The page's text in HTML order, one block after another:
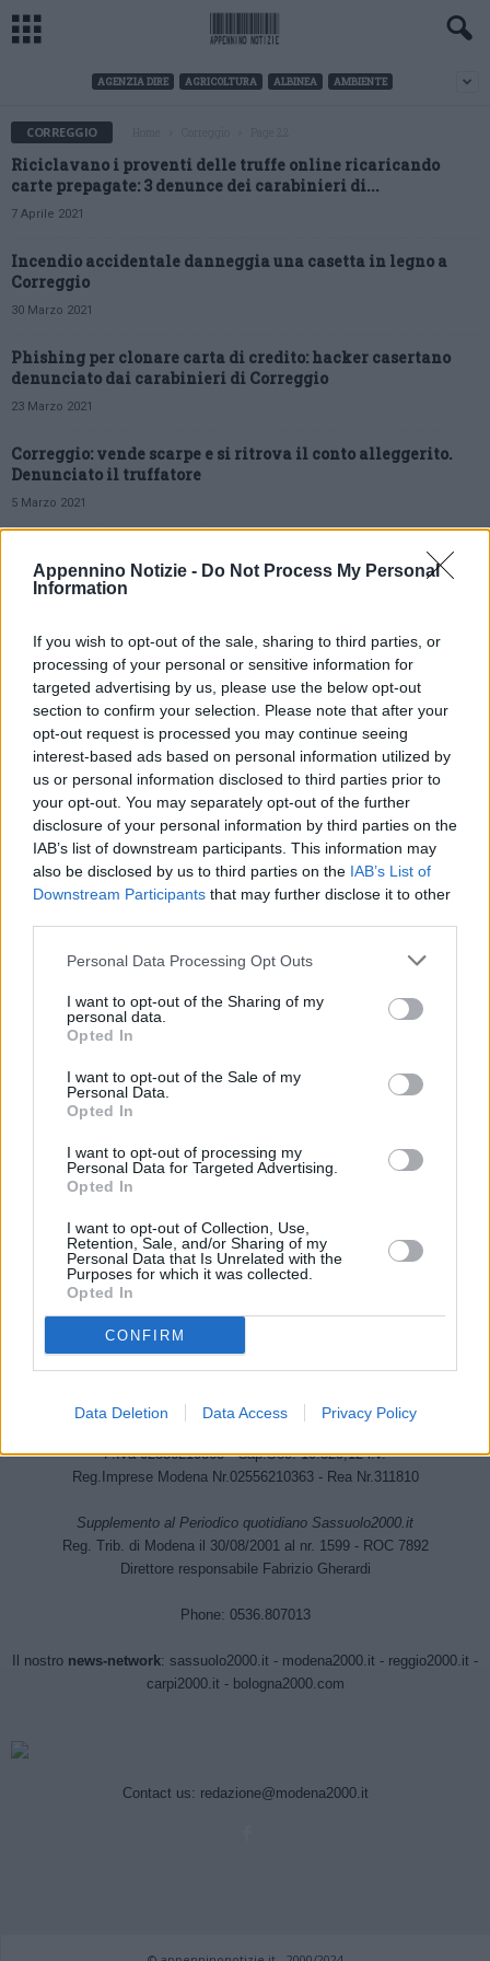
Appennino Notizie - Do Not Process My Personal
Information
If you wish to opt-out of the sale, sharing to third parties, or
processing of your personal or sensitive information for
targeted advertising by us, please use the below opt-out
section to confirm your selection. Please note that after your
opt-out request is processed you may continue seeing
interest-based ads based on personal information utilized by
us or personal information disclosed to third parties prior to
your opt-out. You may separately opt-out of the further
disclosure of your personal information by third parties on the
IAB’s list of downstream participants. This information may
also be disclosed by us to third parties on the IAB’s List of
Downstream Participants that may further disclose it to other
Personal Data Processing Opt Outs
I want to opt-out of the Sharing of my
personal data.
Opted In
I want to opt-out of the Sale of my
Personal Data.
Opted In
I want to opt-out of processing my
Personal Data for Targeted Advertising.
Opted In
I want to opt-out of Collection, Use,
Retention, Sale, and/or Sharing of my
Personal Data that Is Unrelated with the
Purposes for which it was collected.
Opted In
CONFIRM
Data Deletion Data Access Privacy Policy
AGENZIA DIRE AGRICOLTURA ALBINEA AMBIENTE
CORREGGIO
Riciclavano i proventi delle truffe online ricaricando
carte prepagate: 3 denunce dei carabinieri di...
7 Aprile 2021
Incendio accidentale danneggia una casetta in legno a
Correggio
30 Marzo 2021
Phishing per clonare carta di credito: hacker casertano
denunciato dai carabinieri di Correggio
23 Marzo 2021
Correggio: vende scarpe e si ritrova il conto alleggerito.
Denunciato il truffatore
5 Marzo 2021
Identificato e denunciato dai carabinieri di Correggio un
venditore/truffatore del web
25 Febbraio 2021
Acquista hard disk ma anziché pagare svuota il conto del
venditore: denunciata dai carabinieri...
17 Febbraio 2021
Acquista mobili online ma anziché pagare alleggerisce il
conto al venditore: denunciato dai carabinieri...
31 Gennaio 2021
Correggio: vendono auto ma incassati i soldi non la
consegnano. Denunciati
19 Gennaio 2021
17 Dicembre 2020
Correggio, prima lo prende a pugni poi gli brucia l’auto per
lite stradale: denunciato
20 21 22
CHI SIAMO
P.Iva 02556210363 - Cap.Soc. 10.329,12 i.v.
Reg.Imprese Modena Nr.02556210363 - Rea Nr.311810
Supplemento al Periodico quotidiano Sassuolo2000.it
Reg. Trib. di Modena il 30/08/2001 al nr. 1599 - ROC 7892
Direttore responsabile Fabrizio Gherardi
Phone: 0536.807013
Il nostro news-network: sassuolo2000.it - modena2000.it - reggio2000.it -
carpi2000.it- bologna2000.com
Contact us: redazione@modena2000.it